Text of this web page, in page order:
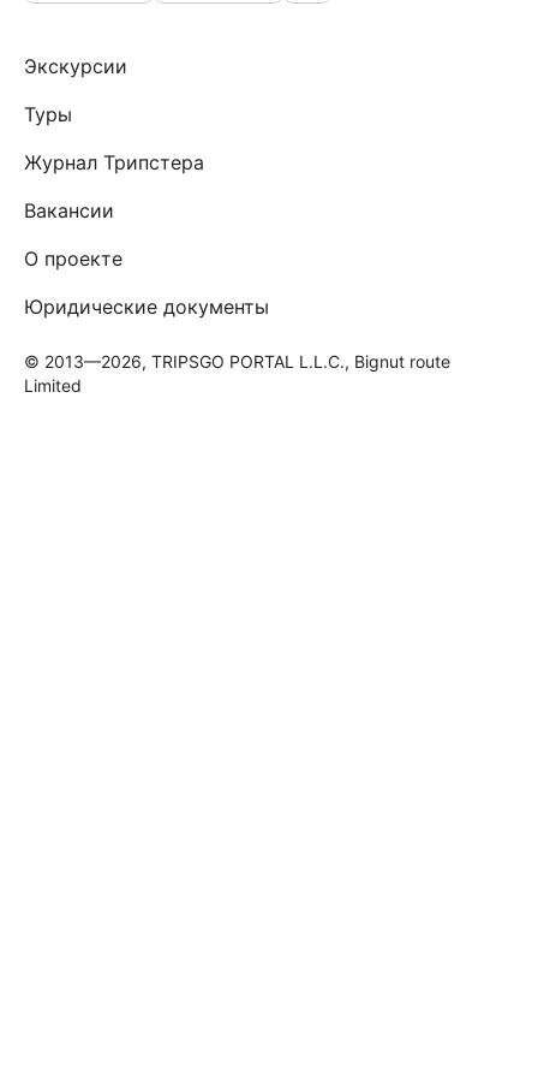
Экскурсии
Туры
Журнал Трипстера
Вакансии
О проекте
Юридические документы
© 2013—2026, TRIPSGO PORTAL L.L.C., Bignut route
Limited